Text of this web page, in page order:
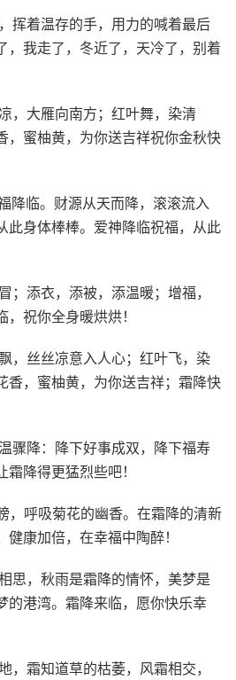
挥着温存的手，用力的喊着最后
，我走了，冬近了，天冷了，别着
，大雁向南方；红叶舞，染清
，蜜柚黄，为你送吉祥祝你金秋快
降临。财源从天而降，滚滚流入
此身体棒棒。爱神降临祝福，从此
；添衣，添被，添温暖；增福，
祝你全身暖烘烘！
，丝丝凉意入人心；红叶飞，染
香，蜜柚黄，为你送吉祥；霜降快
骤降：降下好事成双，降下福寿
降得更猛烈些吧！
，呼吸菊花的幽香。在霜降的清新
康加倍，在幸福中陶醉！
思，秋雨是霜降的情怀，美梦是
的港湾。霜降来临，愿你快乐幸
，霜知道草的枯萎，风霜相交，